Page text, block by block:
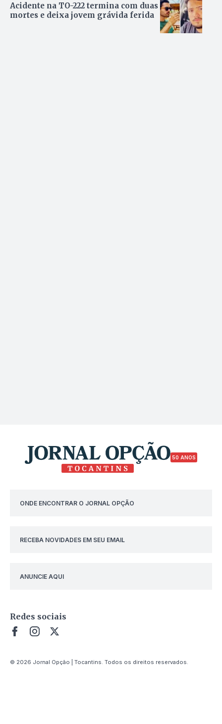
Acidente na TO-222 termina com duas
mortes e deixa jovem grávida ferida
50 ANOS
ONDE ENCONTRAR O JORNAL OPÇÃO
RECEBA NOVIDADES EM SEU EMAIL
ANUNCIE AQUI
Redes sociais
© 2026 Jornal Opção | Tocantins. Todos os direitos reservados.